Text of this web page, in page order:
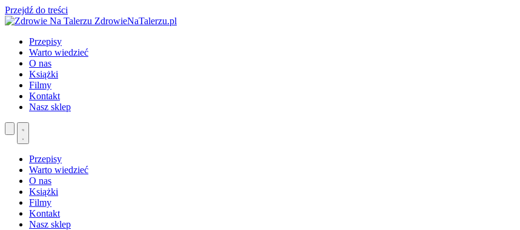
Przejdź do treści
ZdrowieNaTalerzu.pl
Przepisy
Warto wiedzieć
O nas
Książki
Filmy
Kontakt
Nasz sklep
Przepisy
Warto wiedzieć
O nas
Książki
Filmy
Kontakt
Nasz sklep